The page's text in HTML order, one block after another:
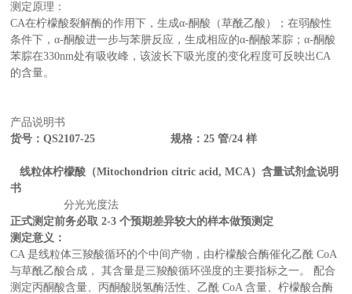
测定原理：
CA在柠檬酸裂解酶的作用下，生成α-酮酸（草酰乙酸）；在弱酸性
条件下，α-酮酸进一步与苯肼反应，生成相应的α-酮酸苯腙；α-酮酸
苯腙在330nm处有吸收峰，该波长下吸光度的变化程度可反映出CA
的含量。
产品说明书
货号：QS2107-25 规格：25 管/24 样
线粒体柠檬酸（Mitochondrion citric acid, MCA）含量试剂盒说明
书
分光光度法
正式测定前务必取 2-3 个预期差异较大的样本做预测定
测定意义：
CA 是线粒体三羧酸循环的个中间产物，由柠檬酸合酶催化乙酰 CoA
与草酰乙酸合成， 其含量是三羧酸循环强度的主要指标之一。 配合
测定丙酮酸含量、丙酮酸脱氢酶活性、乙酰 CoA 含量、柠檬酸合酶